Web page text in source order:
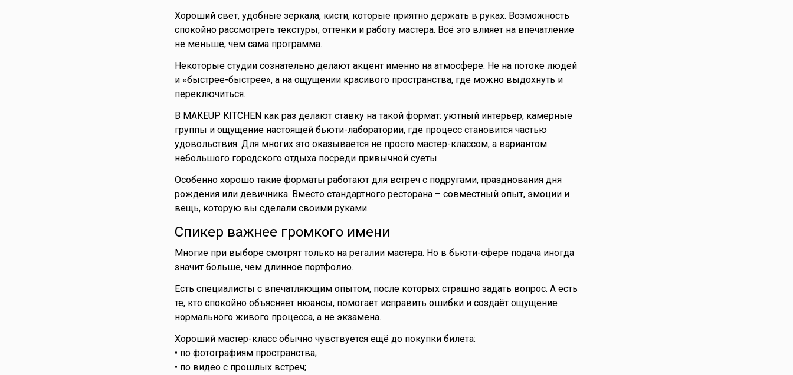
Хороший свет, удобные зеркала, кисти, которые приятно держать в руках. Возможность
спокойно рассмотреть текстуры, оттенки и работу мастера. Всё это влияет на впечатление
не меньше, чем сама программа.
Некоторые студии сознательно делают акцент именно на атмосфере. Не на потоке людей
и «быстрее-быстрее», а на ощущении красивого пространства, где можно выдохнуть и
переключиться.
В MAKEUP KITCHEN как раз делают ставку на такой формат: уютный интерьер, камерные
группы и ощущение настоящей бьюти-лаборатории, где процесс становится частью
удовольствия. Для многих это оказывается не просто мастер-классом, а вариантом
небольшого городского отдыха посреди привычной суеты.
Особенно хорошо такие форматы работают для встреч с подругами, празднования дня
рождения или девичника. Вместо стандартного ресторана – совместный опыт, эмоции и
вещь, которую вы сделали своими руками.
Спикер важнее громкого имени
Многие при выборе смотрят только на регалии мастера. Но в бьюти-сфере подача иногда
значит больше, чем длинное портфолио.
Есть специалисты с впечатляющим опытом, после которых страшно задать вопрос. А есть
те, кто спокойно объясняет нюансы, помогает исправить ошибки и создаёт ощущение
нормального живого процесса, а не экзамена.
Хороший мастер-класс обычно чувствуется ещё до покупки билета:
• по фотографиям пространства;
• по видео с прошлых встреч;